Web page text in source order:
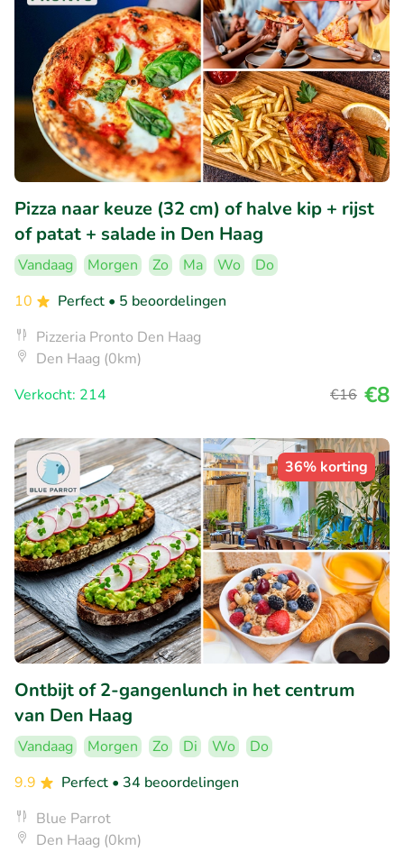
Pizza naar keuze (32 cm) of halve kip + rijst
of patat + salade in Den Haag
Vandaag Morgen Zo Ma Wo
Do
10
Perfect • 5 beoordelingen
Pizzeria Pronto Den Haag
Den Haag (0km)
Verkocht: 214
€16 €8
36% korting
Ontbijt of 2-gangenlunch in het centrum
van Den Haag
Vandaag Morgen Zo Di Wo
Do
9.9
Perfect • 34 beoordelingen
Blue Parrot
Den Haag (0km)